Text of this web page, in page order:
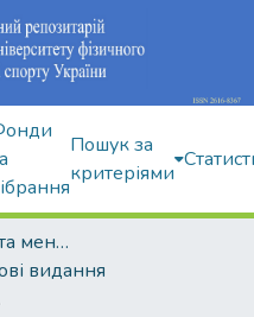
Пошук за
критеріями
Факультет спорту та менеджменту
видання